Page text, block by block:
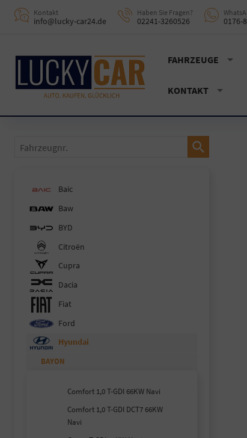
Kontakt
info@lucky-car24.de
Haben Sie Fragen?
02241-3260526 0176-
FAHRZEUGE
KONTAKT
Fahrzeugnr.
Baic
Baw
BYD
Citroën
Cupra
Dacia
Fiat
Ford
Hyundai
BAYON
Comfort 1,0 T-GDI 66KW Navi
Comfort 1,0 T-GDI DCT7 66KW
Navi